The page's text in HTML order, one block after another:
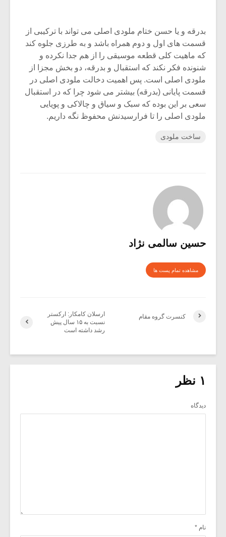
بدرقه و یا حسن ختام ملودی اصلی می تواند با ترکیبی از
قسمت های اول و دوم همراه باشد و به طرزی جلوه کند
که ماهیت کلی قطعه موسیقی را از هم جدا نکرده و
شنونده فکر نکند که استقبال و بدرقه، دو بخش مجزا از
ملودی اصلی است. پس اهمیت دخالت ملودی اصلی در
قسمت پایانی (بدرقه) بیشتر می شود چرا که در استقبال
سعی بر این بوده که سبک و سیاق و چالاکی و پویایی
ملودی اصلی را تا فرارسیدنش محفوظ نگه داریم.
ساخت ملودی
حسین سالمی نژاد
مشاهده تمام پست ها
ارسلان کامکار: ارکستر
نسبت به ۱۵ سال پیش
رشد داشته است
کنسرت گروه مقام
۱ نظر
دیدگاه
نام *